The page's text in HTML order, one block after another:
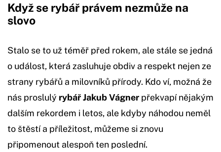
Když se rybář právem nezmůže na
slovo
Stalo se to už téměř před rokem, ale stále se jedná
o událost, která zasluhuje obdiv a respekt nejen ze
strany rybářů a milovníků přírody. Kdo ví, možná že
nás proslulý rybář Jakub Vágner překvapí nějakým
dalším rekordem i letos, ale kdyby náhodou neměl
to štěstí a příležitost, můžeme si znovu
připomenout alespoň ten poslední.